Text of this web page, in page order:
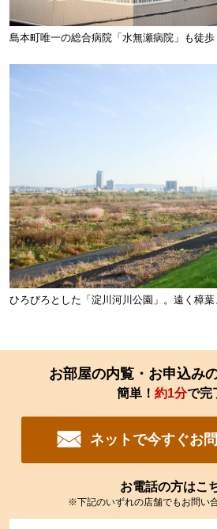
島本町唯一の総合病院「水無瀬病院」も徒
ひろびろとした「淀川河川公園」。遠く樟
お部屋の内覧・お申込み
簡単！ 約1分で完
ネットで今すぐお
お電話の方はこ
※下記のいずれの店舗でもお問い